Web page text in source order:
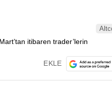
EKLE